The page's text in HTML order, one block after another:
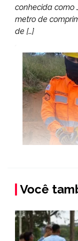
conhecida como
metro de
de […]
Você